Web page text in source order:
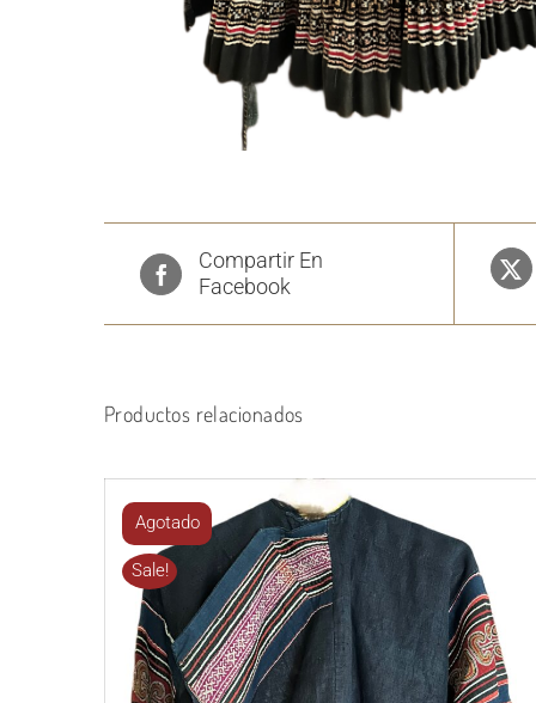
Compartir En
Facebook
Productos relacionados
Agotado
Sale!